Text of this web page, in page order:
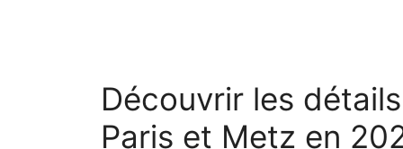
Découvrir les
Paris et Metz en